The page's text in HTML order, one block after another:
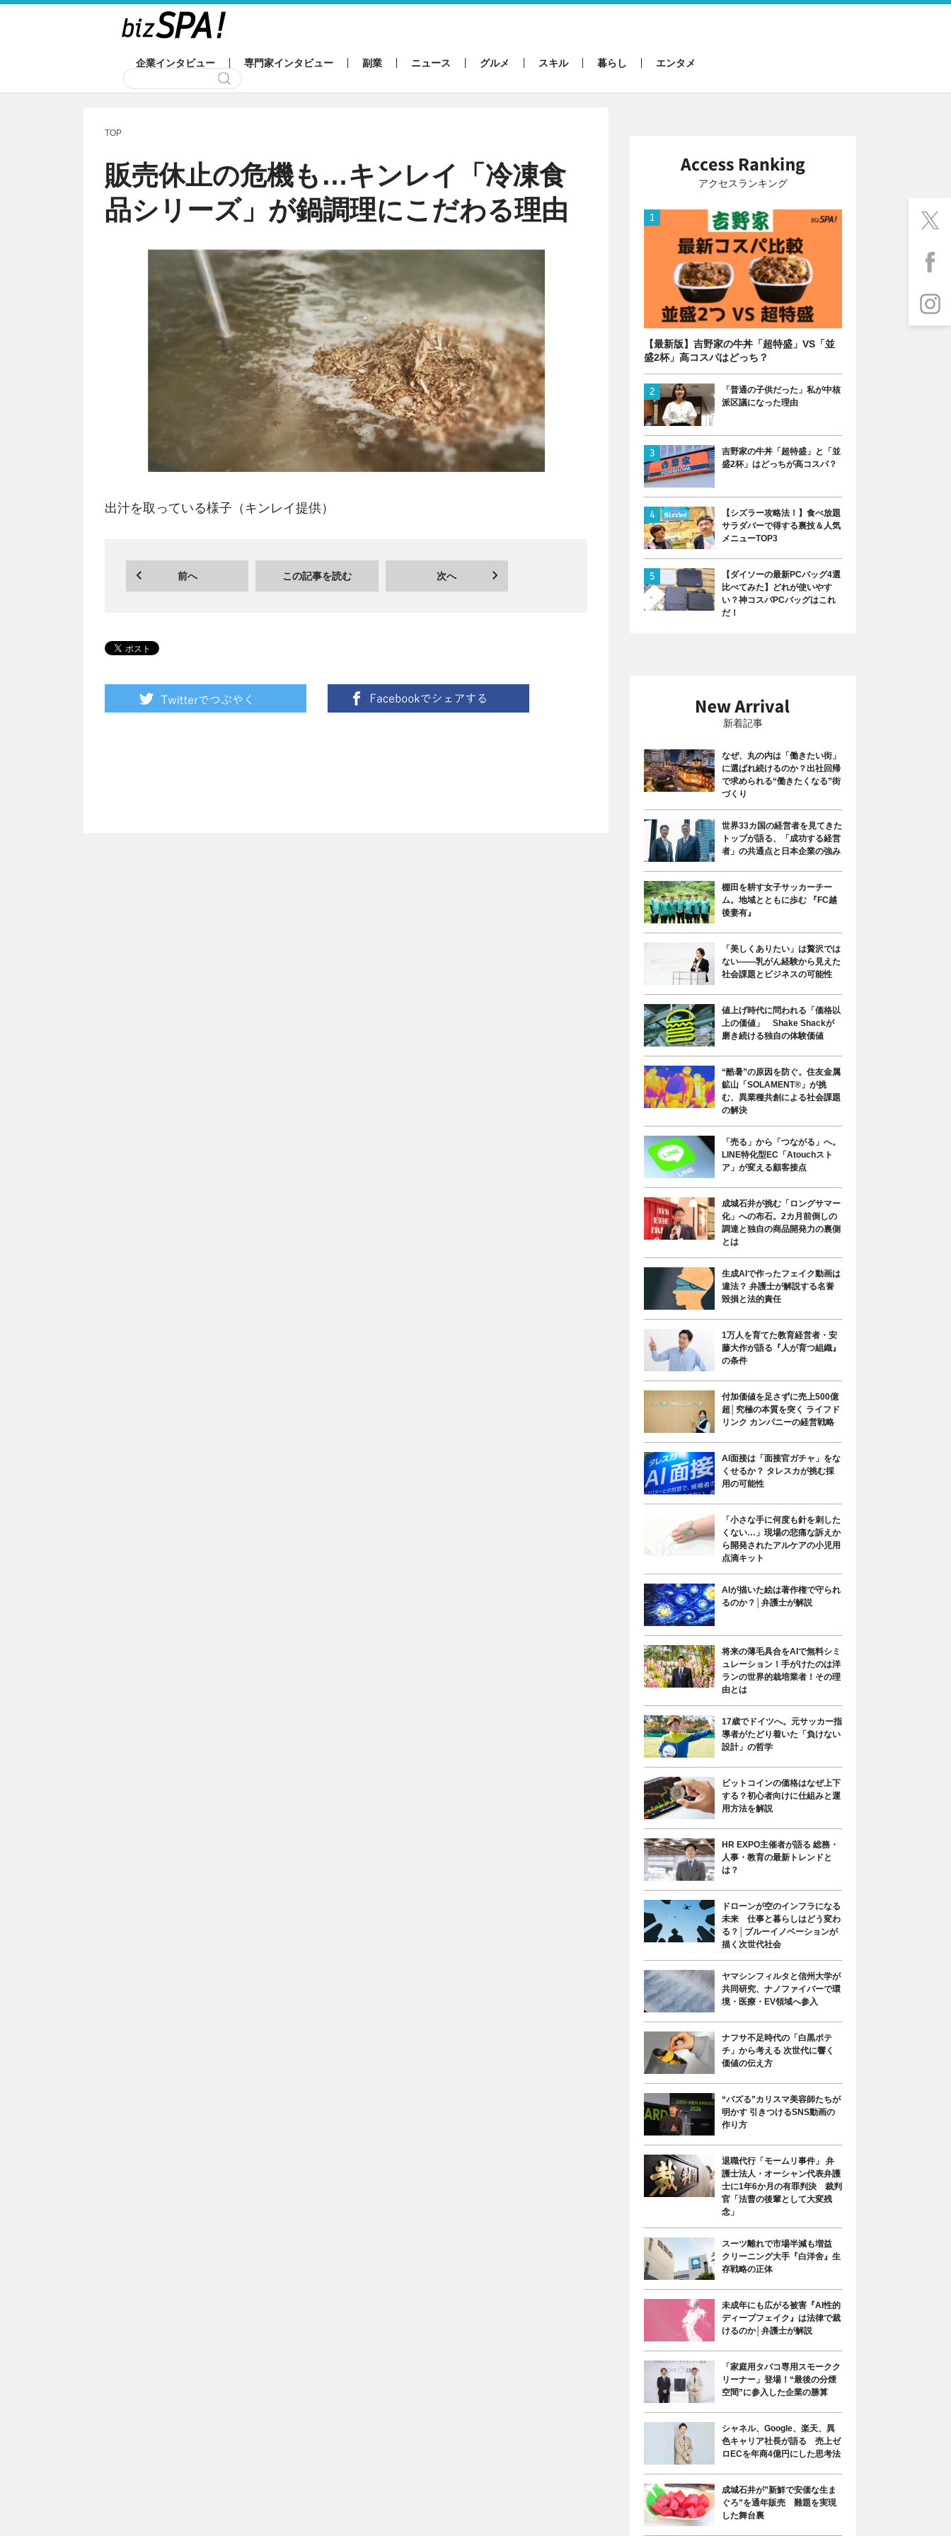
企業インタビュー 専門家インタビュー 副業 ニュース グルメ スキル 暮らし エンタメ
TOP
販売休止の危機も…キンレイ「冷凍食
品シリーズ」が鍋調理にこだわる理由
出汁を取っている様子（キンレイ提供）
前へ この記事を読む 次へ
アクセスランキング
【最新版】吉野家の牛丼「超特盛」VS「並
盛2杯」高コスパはどっち？
「普通の子供だった」私が中核
派区議になった理由
吉野家の牛丼「超特盛」と「並
盛2杯」はどっちが高コスパ？
【シズラー攻略法！】食べ放題
サラダバーで得する裏技＆人気
メニューTOP3
【ダイソーの最新PCバッグ4選
比べてみた】どれが使いやす
い？神コスパPCバッグはこれ
だ！
新着記事
なぜ、丸の内は「働きたい街」
に選ばれ続けるのか？出社回帰
で求められる“働きたくなる”街
づくり
世界33カ国の経営者を見てきた
トップが語る、「成功する経営
者」の共通点と日本企業の強み
棚田を耕す女子サッカーチー
ム。地域とともに歩む 『FC越
後妻有』
「美しくありたい」は贅沢では
ない――乳がん経験から見えた
社会課題とビジネスの可能性
値上げ時代に問われる「価格以
上の価値」 Shake Shackが
磨き続ける独自の体験価値
“酷暑”の原因を防ぐ。住友金属
鉱山「SOLAMENT®」が挑
む、異業種共創による社会課題
の解決
「売る」から「つながる」へ。
LINE特化型EC「Atouchスト
ア」が変える顧客接点
成城石井が挑む「ロングサマー
化」への布石。2カ月前倒しの
調達と独自の商品開発力の裏側
とは
生成AIで作ったフェイク動画は
違法？ 弁護士が解説する名誉
毀損と法的責任
1万人を育てた教育経営者・安
藤大作が語る『人が育つ組織』
の条件
付加価値を足さずに売上500億
超│究極の本質を突く ライフド
リンク カンパニーの経営戦略
AI面接は「面接官ガチャ」をな
くせるか？ タレスカが挑む採
用の可能性
「小さな手に何度も針を刺した
くない…」現場の悲痛な訴えか
ら開発されたアルケアの小児用
点滴キット
AIが描いた絵は著作権で守られ
るのか？│弁護士が解説
将来の薄毛具合をAIで無料シミ
ュレーション！手がけたのは洋
ランの世界的栽培業者！その理
由とは
17歳でドイツへ。元サッカー指
導者がたどり着いた「負けない
設計」の哲学
ビットコインの価格はなぜ上下
する？初心者向けに仕組みと運
用方法を解説
HR EXPO主催者が語る 総務・
人事・教育の最新トレンドと
は？
ドローンが空のインフラになる
未来 仕事と暮らしはどう変わ
る？│ブルーイノベーションが
描く次世代社会
ヤマシンフィルタと信州大学が
共同研究、ナノファイバーで環
境・医療・EV領域へ参入
ナフサ不足時代の「白黒ポテ
チ」から考える 次世代に響く
価値の伝え方
“バズる”カリスマ美容師たちが
明かす 引きつけるSNS動画の
作り方
退職代行「モームリ事件」 弁
護士法人・オーシャン代表弁護
士に1年6か月の有罪判決 裁判
官「法曹の後輩として大変残
念」
スーツ離れで市場半減も増益
クリーニング大手『白洋舍』生
存戦略の正体
未成年にも広がる被害『AI性的
ディープフェイク』は法律で裁
けるのか│弁護士が解説
「家庭用タバコ専用スモークク
リーナー」登場！“最後の分煙
空間”に参入した企業の勝算
シャネル、Google、楽天、異
色キャリア社長が語る 売上ゼ
ロECを年商4億円にした思考法
成城石井が”新鮮で安価な生ま
ぐろ”を通年販売 難題を実現
した舞台裏